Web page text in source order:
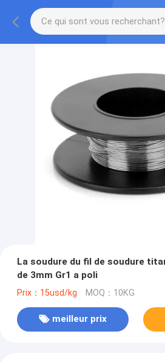
La soudure du fil de soudure
de 3mm Gr1 a poli
Prix：15usd/kg MOQ：10KG
meilleur prix